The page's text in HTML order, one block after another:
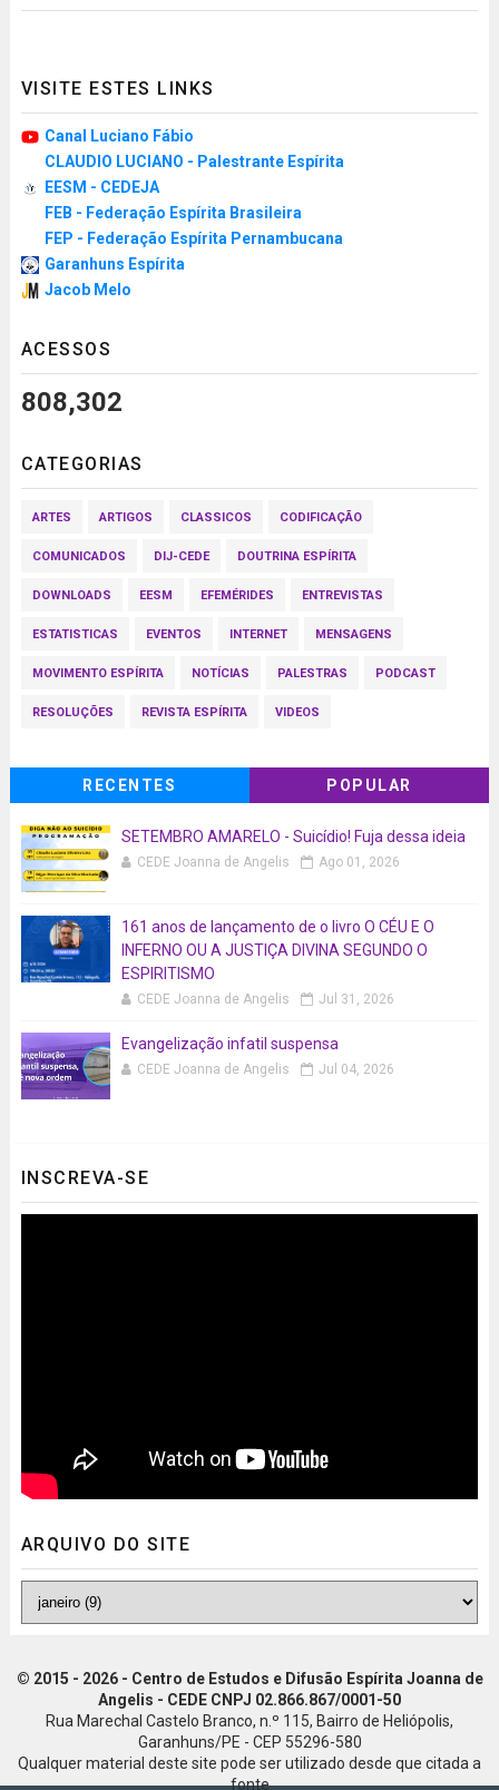
VISITE ESTES LINKS
Canal Luciano Fábio
CLAUDIO LUCIANO - Palestrante Espírita
EESM - CEDEJA
FEB - Federação Espírita Brasileira
FEP - Federação Espírita Pernambucana
Garanhuns Espírita
Jacob Melo
ACESSOS
808,302
CATEGORIAS
ARTES ARTIGOS CLASSICOS CODIFICAÇÃO
COMUNICADOS DIJ-CEDE DOUTRINA ESPÍRITA
DOWNLOADS EESM EFEMÉRIDES ENTREVISTAS
ESTATISTICAS EVENTOS INTERNET MENSAGENS
MOVIMENTO ESPÍRITA NOTÍCIAS PALESTRAS PODCAST
RESOLUÇÕES REVISTA ESPÍRITA VIDEOS
RECENTES POPULAR
SETEMBRO AMARELO - Suicídio! Fuja dessa ideia
CEDE Joanna de Angelis Ago 01, 2026
161 anos de lançamento de o livro O CÉU E O
INFERNO OU A JUSTIÇA DIVINA SEGUNDO O
ESPIRITISMO
CEDE Joanna de Angelis Jul 31, 2026
Evangelização infatil suspensa
CEDE Joanna de Angelis Jul 04, 2026
INSCREVA-SE
ARQUIVO DO SITE
© 2015 - 2026 - Centro de Estudos e Difusão Espírita Joanna de
Angelis - CEDE CNPJ 02.866.867/0001-50
Rua Marechal Castelo Branco, n.º 115, Bairro de Heliópolis,
Garanhuns/PE - CEP 55296-580
Qualquer material deste site pode ser utilizado desde que citada a
fonte